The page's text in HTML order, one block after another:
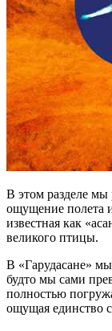
В этом разделе мы
ощущение полета
известная как
великого птицы.
В «Гарудасане»
будто мы сами
полностью
ощущая единство